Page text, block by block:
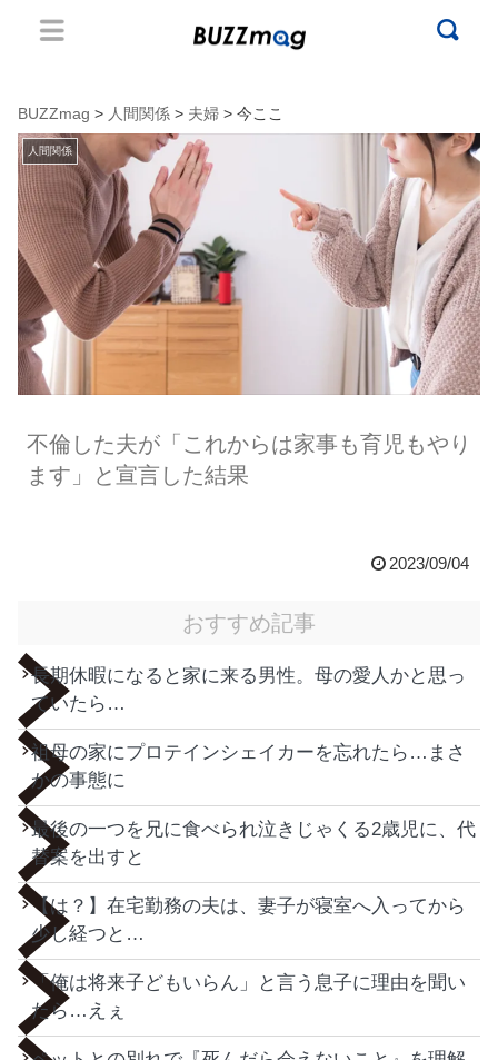
BUZZmag > 人間関係 > 夫婦 > 今ここ
人間関係
不倫した夫が「これからは家事も育児もやり
ます」と宣言した結果
2023/09/04
おすすめ記事
長期休暇になると家に来る男性。母の愛人かと思っ
ていたら…
祖母の家にプロテインシェイカーを忘れたら…まさ
かの事態に
最後の一つを兄に食べられ泣きじゃくる2歳児に、代
替案を出すと
【は？】在宅勤務の夫は、妻子が寝室へ入ってから
少し経つと…
「俺は将来子どもいらん」と言う息子に理由を聞い
たら…えぇ